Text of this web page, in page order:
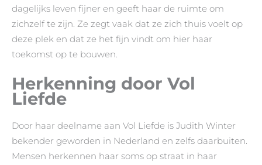
dagelijks leven fijner en geeft haar de ruimte om
zichzelf te zijn. Ze zegt vaak dat ze zich thuis voelt op
deze plek en dat ze het fijn vindt om hier haar
toekomst op te bouwen.
Herkenning door Vol
Liefde
Door haar deelname aan Vol Liefde is Judith Winter
bekender geworden in Nederland en zelfs daarbuiten.
Mensen herkennen haar soms op straat in haar